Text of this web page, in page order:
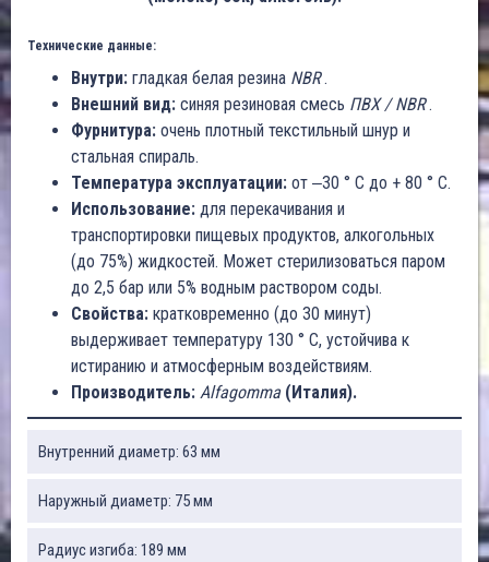
Технические данные:
Внутри: гладкая белая резина NBR.
Внешний вид: синяя резиновая смесь ПВХ / NBR.
Фурнитура: очень плотный текстильный шнур и
стальная спираль.
Температура эксплуатации: от ‒30 ° C до + 80 ° C.
Использование: для перекачивания и
транспортировки пищевых продуктов, алкогольных
(до 75%) жидкостей. Может стерилизоваться паром
до 2,5 бар или 5% водным раствором соды.
Свойства: кратковременно (до 30 минут)
выдерживает температуру 130 ° C, устойчива к
истиранию и атмосферным воздействиям.
Производитель: Alfagomma(Италия).
Внутренний диаметр: 63 мм
Наружный диаметр: 75 мм
Радиус изгиба: 189 мм